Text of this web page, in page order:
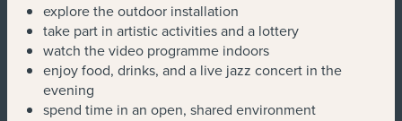
explore the outdoor installation
take part in artistic activities and a lottery
watch the video programme indoors
enjoy food, drinks, and a live jazz concert in the
evening
spend time in an open, shared environment